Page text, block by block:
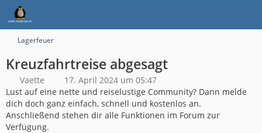
Lagerfeuer
Kreuzfahrtreise abgesagt
Vaette
17. April 2024 um 05:47
Lust auf eine nette und reiselustige Community? Dann melde
dich doch ganz einfach, schnell und kostenlos an.
Anschließend stehen dir alle Funktionen im Forum zur
Verfügung.